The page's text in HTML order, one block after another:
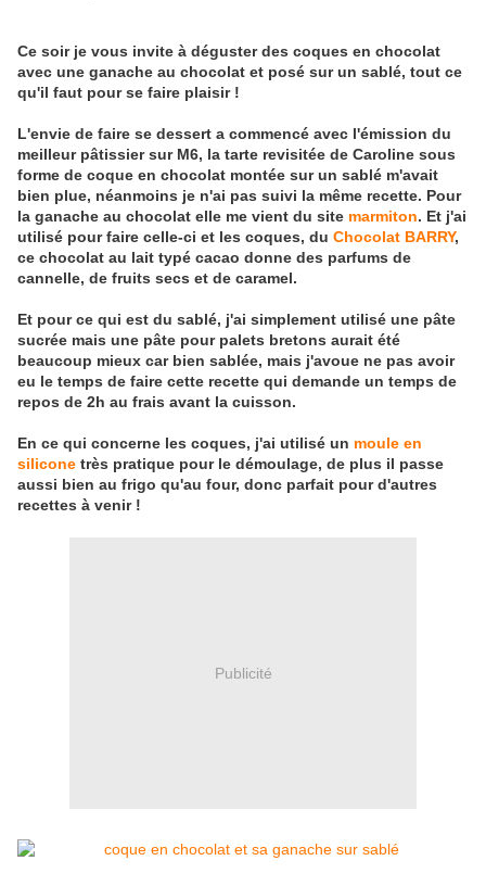
Ce soir je vous invite à déguster des coques en chocolat
avec une ganache au chocolat et posé sur un sablé, tout ce
qu'il faut pour se faire plaisir !
L'envie de faire se dessert a commencé avec l'émission du
meilleur pâtissier sur M6, la tarte revisitée de Caroline sous
forme de coque en chocolat montée sur un sablé m'avait
bien plue, néanmoins je n'ai pas suivi la même recette. Pour
la ganache au chocolat elle me vient du site marmiton. Et j'ai
utilisé pour faire celle-ci et les coques, du Chocolat BARRY,
ce chocolat au lait typé cacao donne des parfums de
cannelle, de fruits secs et de caramel.
Et pour ce qui est du sablé, j'ai simplement utilisé une pâte
sucrée mais une pâte pour palets bretons aurait été
beaucoup mieux car bien sablée, mais j'avoue ne pas avoir
eu le temps de faire cette recette qui demande un temps de
repos de 2h au frais avant la cuisson.
En ce qui concerne les coques, j'ai utilisé un moule en
silicone très pratique pour le démoulage, de plus il passe
aussi bien au frigo qu'au four, donc parfait pour d'autres
recettes à venir !
Publicité